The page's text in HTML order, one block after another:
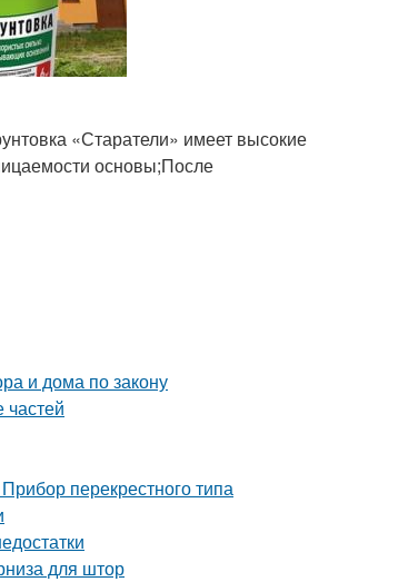
«Старатели» имеет высокие
основы;После
и дома по закону
перекрестного типа
для штор